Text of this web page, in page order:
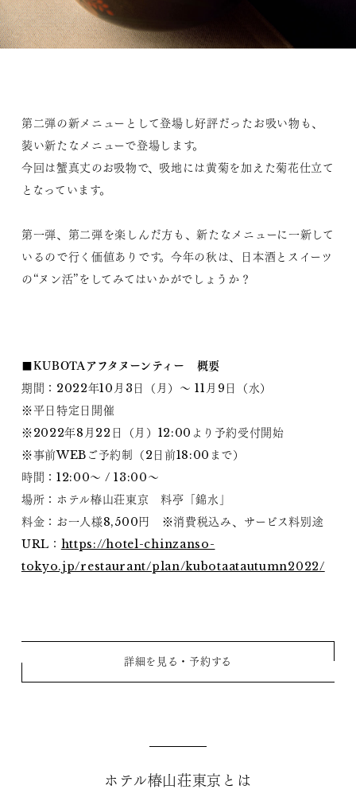
第二弾の新メニューとして登場し好評だったお吸い物も、
装い新たなメニューで登場します。
今回は蟹真丈のお吸物で、吸地には黄菊を加えた菊花仕立て
となっています。
第一弾、第二弾を楽しんだ方も、新たなメニューに一新して
いるので行く価値ありです。今年の秋は、日本酒とスイーツ
の“ヌン活”をしてみてはいかがでしょうか？
■KUBOTAアフタヌーンティー 概要
期間：2022年10月3日（月）～ 11月9日（水）
※平日特定日開催
※2022年8月22日（月）12:00より予約受付開始
※事前WEBご予約制（2日前18:00まで）
時間：12:00～ / 13:00～
場所：ホテル椿山荘東京 料亭「錦水」
料金：お一人様8,500円 ※消費税込み、サービス料別途
URL： https://hotel-chinzanso-
tokyo.jp/restaurant/plan/kubotaatautumn2022/
詳細を見る・予約する
ホテル椿山荘東京とは